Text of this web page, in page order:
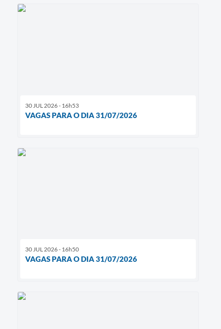
30 JUL 2026 - 16h53
VAGAS PARA O DIA 31/07/2026
30 JUL 2026 - 16h50
VAGAS PARA O DIA 31/07/2026